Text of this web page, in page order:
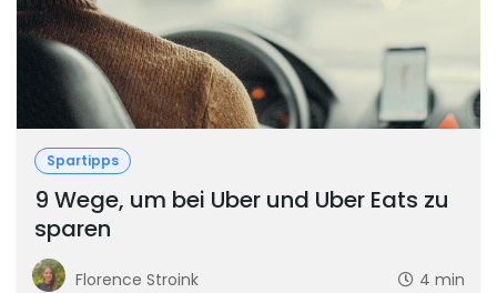
Spartipps
9 Wege, um bei Uber und Uber Eats zu
sparen
Florence Stroink 4 min